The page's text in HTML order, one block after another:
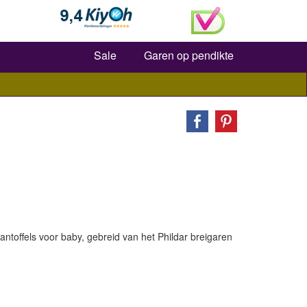
Zoeken
Sale Garen op pendikte
voor baby, gebreid van het Phildar breigaren